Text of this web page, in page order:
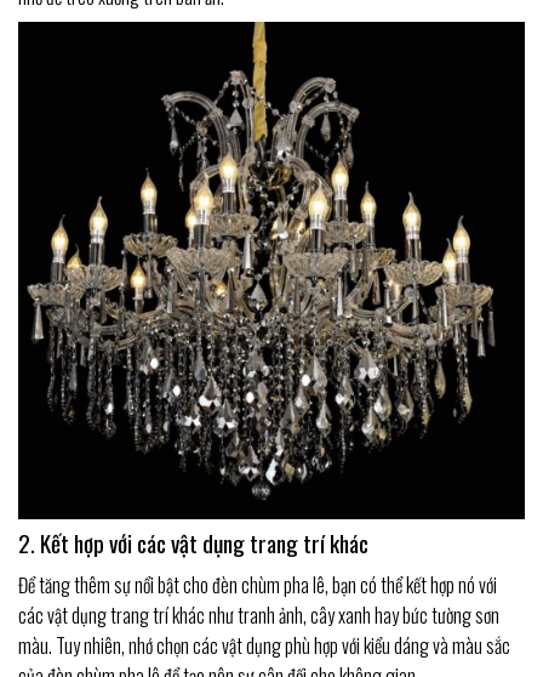
2. Kết hợp với các vật dụng trang trí khác
Để tăng thêm sự nổi bật cho đèn chùm pha lê, bạn có thể kết hợp nó với
các vật dụng trang trí khác như tranh ảnh, cây xanh hay bức tường sơn
màu. Tuy nhiên, nhớ chọn các vật dụng phù hợp với kiểu dáng và màu sắc